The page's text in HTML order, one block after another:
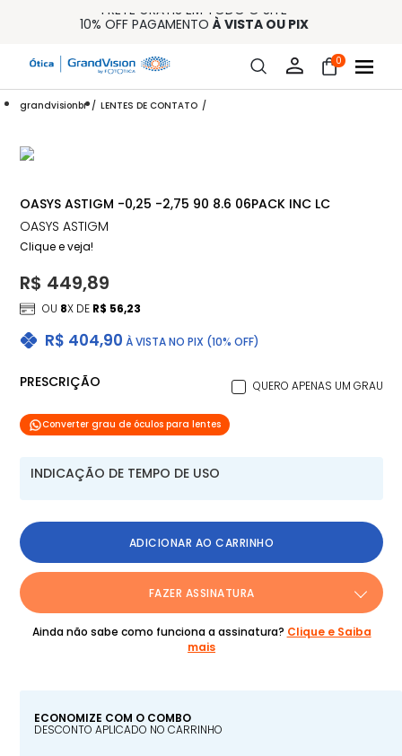
FRETE GRÁTIS EM TODO O SITE
10% OFF PAGAMENTO À VISTA OU PIX
15% OFF NA PRIMEIRA COMPRA (CONSULTE REGULAMENTO)
32% OFF NO COMBO - CONS. REG.
0
grandvisionbr LENTES DE CONTATO
OASYS ASTIGM -0,25 -2,75 90 8.6 06PACK INC LC
OASYS ASTIGM
Clique e veja!
R$ 404,90 À VISTA NO PIX (10% OFF)
R$ 449,89
OU 8X DE R$ 56,23
PRESCRIÇÃO QUERO APENAS UM GRAU
Converter grau de óculos para lentes
INDICAÇÃO DE TEMPO DE USO
ADICIONAR AO CARRINHO
FAZER ASSINATURA
Ainda não sabe como funciona a assinatura? Clique e Saiba
mais
ECONOMIZE COM O COMBO
DESCONTO APLICADO NO CARRINHO